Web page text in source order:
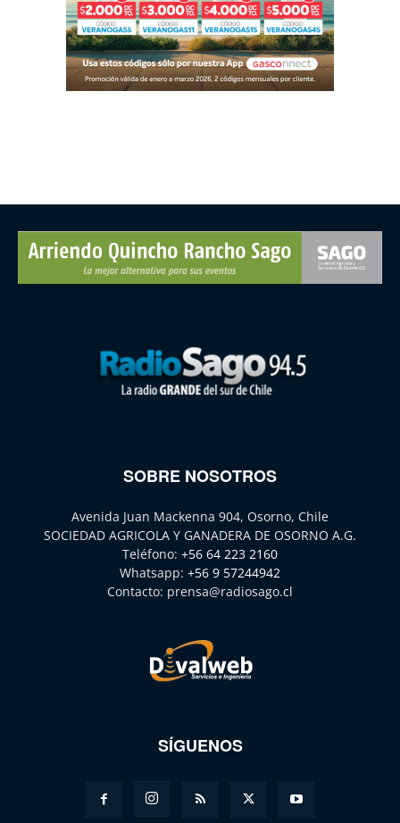
SOBRE NOSOTROS
Avenida Juan Mackenna 904, Osorno, Chile
SOCIEDAD AGRICOLA Y GANADERA DE OSORNO A.G.
Teléfono: +56 64 223 2160
Whatsapp: +56 9 57244942
Contacto: prensa@radiosago.cl
SÍGUENOS